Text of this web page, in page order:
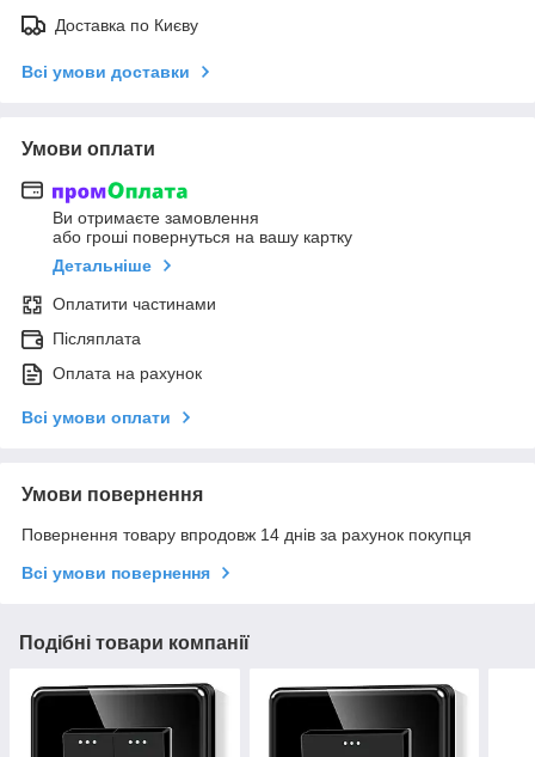
Доставка по Києву
Всі умови доставки
Умови оплати
Ви отримаєте замовлення
або гроші повернуться на вашу картку
Детальніше
Оплатити частинами
Післяплата
Оплата на рахунок
Всі умови оплати
Умови повернення
Повернення товару впродовж 14 днів за рахунок покупця
Всі умови повернення
Подібні товари компанії